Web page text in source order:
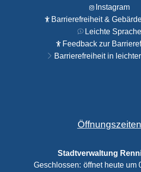
Instagram
Barrierefreiheit &
Leichte Sprache
Feedback zur
Barrierefreiheit in
Öffnungszeiten
Stadtverwaltung
Klicken, um weitere
Geschlossen: öffnet heute um